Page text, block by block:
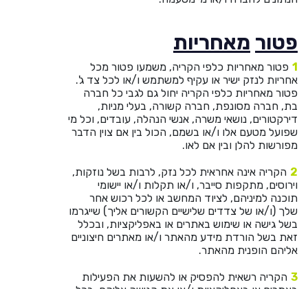
פטור מאחריות
פטור מאחריות כלפי הקריה, משמעו פטור מכל
אחריות לנזק ישיר או עקיף למשתמש ו/או לכל צד ג'.
פטור מאחריות כלפי הקריה יחול גם לגבי כל חברה
בת, חברה מסונפת, חברה קשורה, בעלי מניות,
דירקטורים, נושאי משרה, אנשי הנהלה, עובדים, וכל מי
שפועל מטעם אלו ו/או בשמם, הכול בין אם צוין הדבר
מפורשות להלן ובין אם לאו.
הקריה אינה אחראית לכל נזק, לרבות בשל נוזקות,
וירוסים, מתקפות סייבר, ו/או תקלות ו/או יישומי
תוכנה למיניהם, לציוד המחשב או לכל רכוש אחר
שלך (ו/או של צדדים שלישיים הקשורים אליך) שייגרמו
בשל גישה או שימוש באתרים או באפליקציות, ובכלל
זאת בשל הורדת מידע מהאתר ו/או מאתרים חיצוניים
אליהם הופנית מהאתר.
הקריה רשאית להפסיק או להשעות את הפעילות